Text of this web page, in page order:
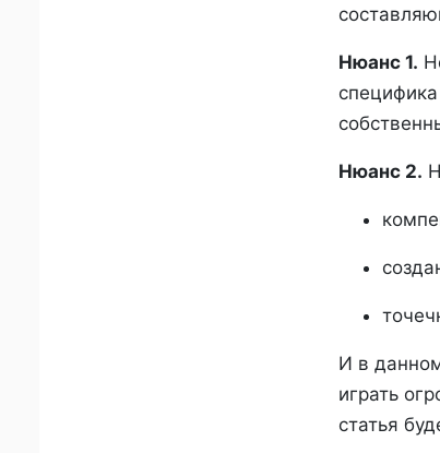
Нюанс 1.
Нюанс 2.
И в
играть
статья